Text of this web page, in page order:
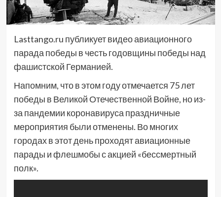
Lasttango.ru публикует видео авиационного
парада победы в честь годовщины победы над
фашистской Германией.
Напомним, что в этом году отмечается 75 лет
победы в Великой Отечественной Войне, но из-
за пандемии коронавируса праздничные
мероприятия были отменены. Во многих
городах в этот день проходят авиационные
парады и флешмобы с акцией «бессмертный
полк».